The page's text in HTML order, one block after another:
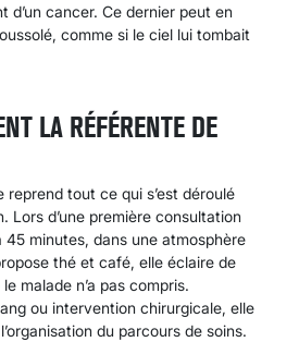
d’un cancer. Ce dernier peut en
comme si le ciel lui tombait
LA RÉFÉRENTE DE
reprend tout ce qui s’est déroulé
Lors d’une première consultation
45 minutes, dans une atmosphère
thé et café, elle éclaire de
malade n’a pas compris.
ou intervention chirurgicale, elle
du parcours de soins.